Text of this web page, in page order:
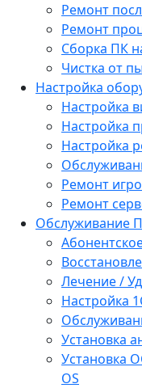
Ремонт
Ремонт
Сборка ПК
Чистка от
Настройка
Настройка
Настройка
Настройка
Ремонт
Ремонт
Обслуживание
Лечение /
Настройка
Установка
Установка
OS